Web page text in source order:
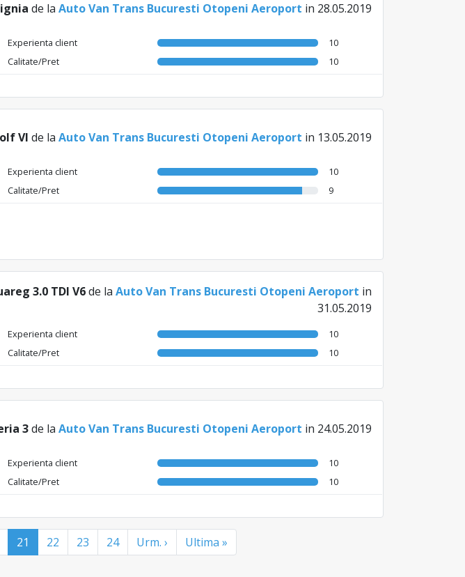
de la Auto Van Trans Bucuresti Otopeni Aeroport in 28.05.2019
Experienta client
10
Calitate/Pret 10
VI de la Auto Van Trans Bucuresti Otopeni Aeroport in 13.05.2019
Experienta client
10
Calitate/Pret 9
3.0 TDI V6de la Auto Van Trans Bucuresti Otopeni Aeroport in
31.05.2019
Experienta client
10
Calitate/Pret 10
3de la Auto Van Trans Bucuresti Otopeni Aeroport in 24.05.2019
Experienta client
10
Calitate/Pret 10
21 22 23 24 Urm. › Ultima »